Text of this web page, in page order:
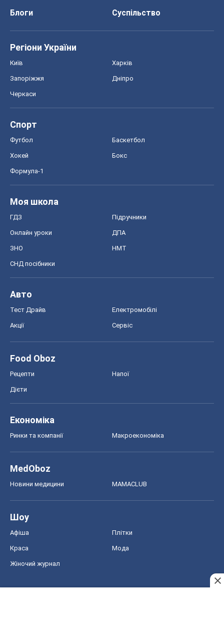
Блоги
Суспільство
Регіони України
Київ Харків
Запоріжжя Дніпро
Черкаси
Спорт
Футбол Баскетбол
Хокей Бокс
Формула-1
Моя школа
ГДЗ Підручники
Онлайн уроки ДПА
ЗНО НМТ
СНД посібники
Авто
Тест Драйв Електромобілі
Акції Сервіс
Food Oboz
Рецепти Напої
Дієти
Економіка
Ринки та компанії Макроекономіка
MedOboz
Новини медицини MAMACLUB
Шоу
Афіша Плітки
Краса Мода
Жіночий журнал